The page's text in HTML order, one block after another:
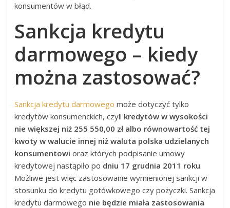
konsumentów w błąd.
Sankcja kredytu
darmowego – kiedy
można zastosować?
Sankcja kredytu darmowego może dotyczyć tylko
kredytów konsumenckich, czyli kredytów w wysokości
nie większej niż 255 550,00 zł albo równowartość tej
kwoty w walucie innej niż waluta polska udzielanych
konsumentowioraz których podpisanie umowy
kredytowej nastąpiło po dniu 17 grudnia 2011 roku.
Możliwe jest więc zastosowanie wymienionej sankcji w
stosunku do kredytu gotówkowego czy pożyczki. Sankcja
kredytu darmowego nie będzie miała zastosowania